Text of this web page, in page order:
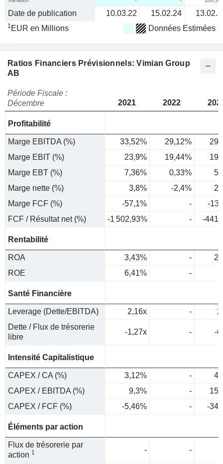
Date de publication 10.03.22 15.02.24
1 EUR en Millions Données Estimées
Ratios Financiers Prévisionnels: Vimian Group
AB
Période Fiscale :
Décembre
2021 2022
Profitabilité
Marge EBITDA (%) 33,52% 29,12%
Marge EBIT (%)
23,9% 19,44%
Marge EBT (%)
7,36% 0,33%
Marge nette (%)
3,8% -2,4%
Marge FCF (%)
-57,1% -
-
FCF / Résultat net (%)
-1 502,93% - -
Rentabilité
ROA 3,43% -
ROE
6,41% -
Santé Financière
Leverage (Dette/EBITDA) 2,16x -
Dette / Flux de trésorerie
libre
-1,27x - -
Intensité Capitalistique
CAPEX / CA (%) 3,12% -
CAPEX / EBITDA (%)
9,3% -
CAPEX / FCF (%)
-5,46% - -
Éléments par action
Flux de trésorerie par
action 1 - -